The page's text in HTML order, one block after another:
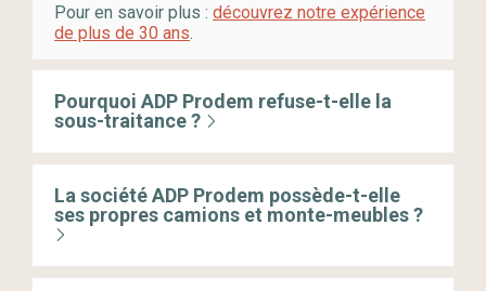
Pour en savoir plus : découvrez notre expérience
de plus de 30 ans.
Pourquoi ADP Prodem refuse-t-elle la
sous-traitance ?
La société ADP Prodem possède-t-elle
ses propres camions et monte-meubles ?